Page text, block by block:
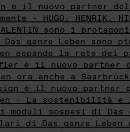
è il nuovo partner
– HUGO, HENRIK,
VALENTIN sono i
Das ganze Leben
espande la rete
è il nuovo partner
ora anche a
è il nuovo partner di
- La sostenibilità e
moduli sospesi di Das
di Das ganze